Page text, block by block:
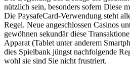
nützlich sein, besonders sofern Diese
Die PaysafeCard-Verwendung steht
Regel. Neue angeschlossen Casinos
gewöhnen sekundär diese
Apparat (Tablet unter anderem
dies Spielbank jüngst nachfolgende
wohl sie sind Sie nicht frustriert.